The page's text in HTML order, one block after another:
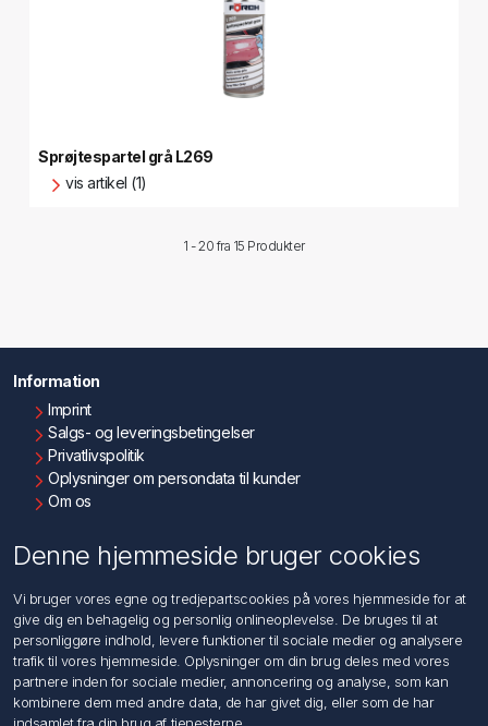
Sprøjtespartel grå L269
vis artikel (1)
1 - 20 fra 15 Produkter
Information
Imprint
Salgs- og leveringsbetingelser
Privatlivspolitik
Oplysninger om persondata til kunder
Om os
Søg
Min konto
Min konto
Denne hjemmeside bruger cookies
Vi bruger vores egne og tredjepartscookies på vores hjemmeside for at
give dig en behagelig og personlig onlineoplevelse. De bruges til at
personliggøre indhold, levere funktioner til sociale medier og analysere
trafik til vores hjemmeside. Oplysninger om din brug deles med vores
partnere inden for sociale medier, annoncering og analyse, som kan
kombinere dem med andre data, de har givet dig, eller som de har